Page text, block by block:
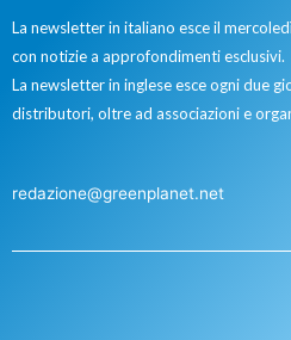
La newsletter in italiano esce il
con notizie a approfondimenti esclusivi.
La newsletter in inglese esce ogni due
distributori, oltre ad associazioni e
redazione@greenplanet.net